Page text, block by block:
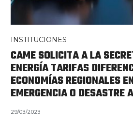
INSTITUCIONES
CAME SOLICITA A LA
ENERGÍA TARIFAS
ECONOMÍAS REGIONALES
EMERGENCIA O DESASTRE
29/03/2023